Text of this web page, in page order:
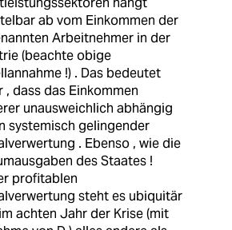
ab vom Einkommen der
Arbeitnehmer in der
(beachte obige
!) . Das bedeutet
, dass das Einkommen
unausweichlich abhängig
systemisch gelingender
. Ebenso , wie die
des Staates !
profitablen
steht es ubiquitär
achten Jahr der Krise (mit